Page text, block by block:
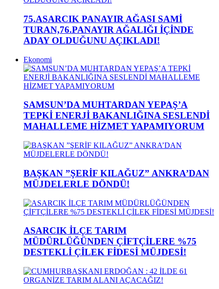
75.ASARCIK PANAYIR AĞASI SAMİ
TURAN,76.PANAYIR AĞALIĞI İÇİNDE
ADAY OLDUĞUNU AÇIKLADI!
Ekonomi
SAMSUN’DA MUHTARDAN YEPAŞ’A
TEPKİ ENERJİ BAKANLIĞINA SESLENDİ
MAHALLEME HİZMET YAPAMIYORUM
BAŞKAN ”ŞERİF KILAĞUZ” ANKRA’DAN
MÜJDELERLE DÖNDÜ!
ASARCIK İLÇE TARIM
MÜDÜRLÜĞÜNDEN ÇİFTÇİLERE %75
DESTEKLİ ÇİLEK FİDESİ MÜJDESİ!